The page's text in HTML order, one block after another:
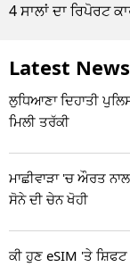
4 ਸਾਲਾਂ ਦਾ ਰਿਪੋਰਟ
Latest News
ਲੁਧਿਆਣਾ ਦਿਹਾਤੀ
ਮਿਲੀ ਤਰੱਕੀ
ਮਾਛੀਵਾੜਾ 'ਚ ਔਰਤ
ਸੋਨੇ ਦੀ ਚੇਨ ਖੋਹੀ
ਕੀ ਹੁਣ eSIM 'ਤੇ